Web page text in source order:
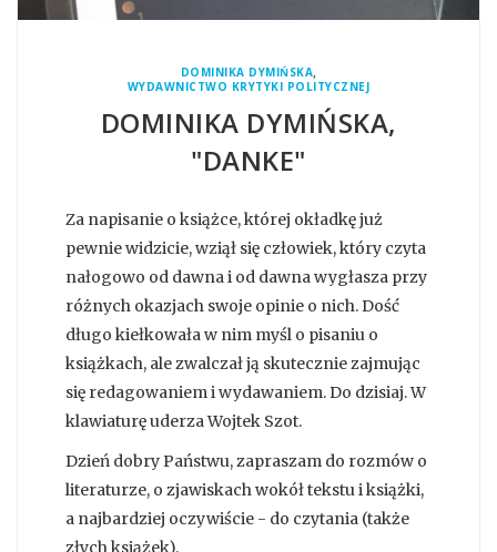
DOMINIKA DYMIŃSKA,
WYDAWNICTWO KRYTYKI POLITYCZNEJ
DOMINIKA DYMIŃSKA,
"DANKE"
Za napisanie o książce, której okładkę już
pewnie widzicie, wziął się człowiek, który czyta
nałogowo od dawna i od dawna wygłasza przy
różnych okazjach swoje opinie o nich. Dość
długo kiełkowała w nim myśl o pisaniu o
książkach, ale zwalczał ją skutecznie zajmując
się redagowaniem i wydawaniem. Do dzisiaj. W
klawiaturę uderza Wojtek Szot.
Dzień dobry Państwu, zapraszam do rozmów o
literaturze, o zjawiskach wokół tekstu i książki,
a najbardziej oczywiście - do czytania (także
złych książek).